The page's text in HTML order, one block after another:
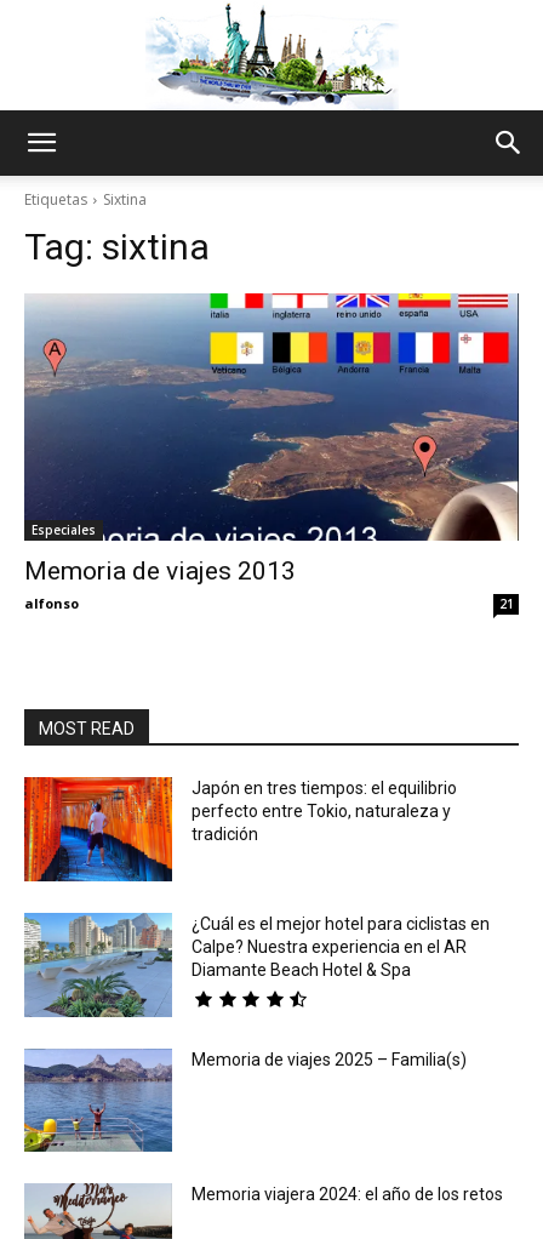
Thru
My
Etiquetas Sixtina
Tag: sixtina
Especiales
Memoria de viajes 2013
alfonso 21
MOST READ
Japón en tres tiempos: el equilibrio
perfecto entre Tokio, naturaleza y
tradición
¿Cuál es el mejor hotel para ciclistas en
Calpe? Nuestra experiencia en el AR
Diamante Beach Hotel & Spa
Memoria de viajes 2025 – Familia(s)
Memoria viajera 2024: el año de los retos